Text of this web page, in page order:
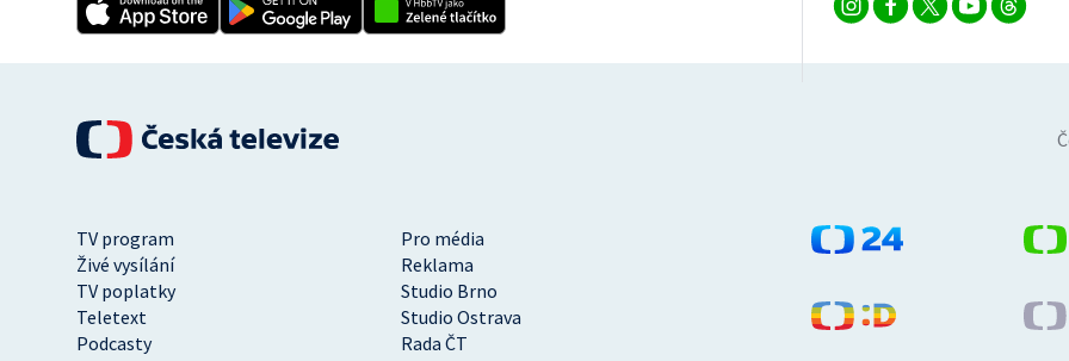
TV program
Pro média
Živé vysílání
Reklama
TV poplatky
Studio Brno
Teletext
Studio Ostrava
Podcasty
Rada ČT